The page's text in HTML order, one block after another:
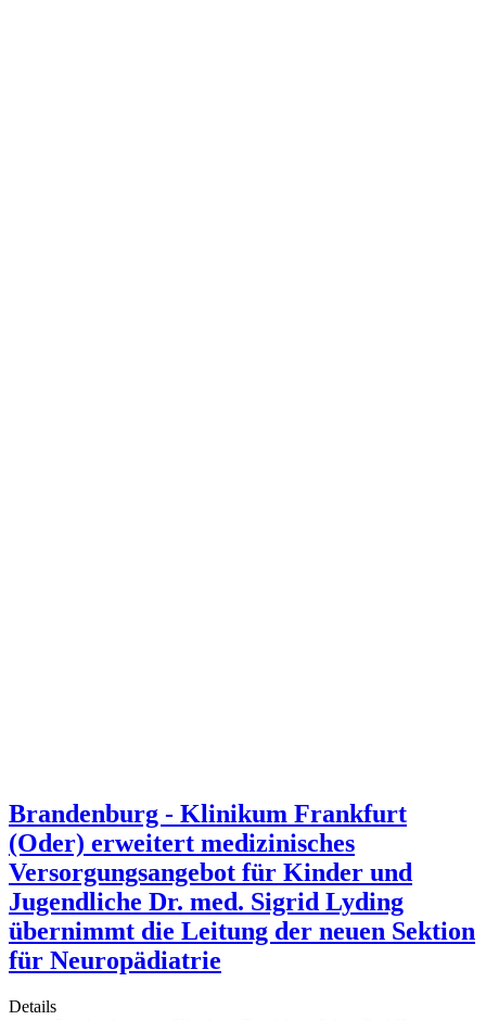
Brandenburg - Klinikum Frankfurt
(Oder) erweitert medizinisches
Versorgungsangebot für Kinder und
Jugendliche Dr. med. Sigrid Lyding
übernimmt die Leitung der neuen Sektion
für Neuropädiatrie
Details